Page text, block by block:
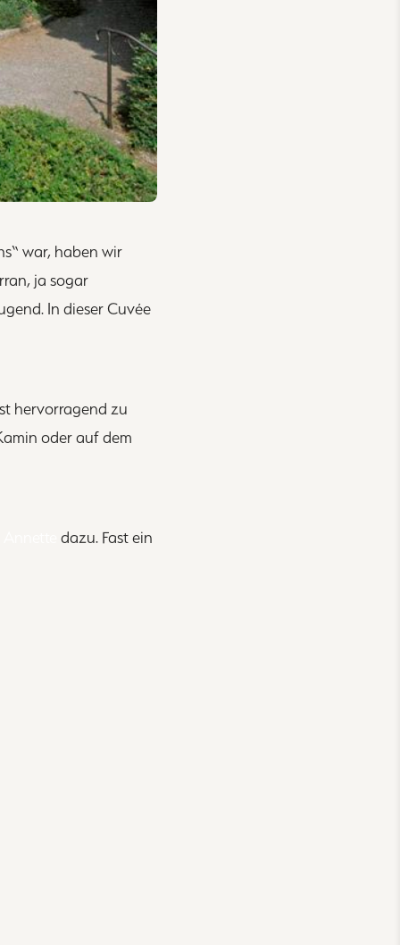
war, haben wir
ja sogar
In dieser Cuvée
hervorragend zu
oder auf dem
dazu. Fast ein